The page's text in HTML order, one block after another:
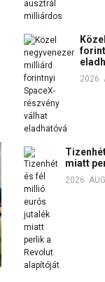
2026.
miatt
2026.